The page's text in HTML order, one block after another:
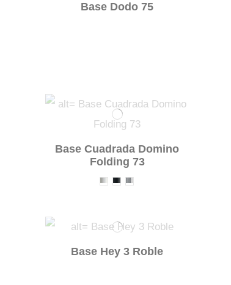
Base Dodo 75
Base Cuadrada Domino
Folding 73
Base Hey 3 Roble